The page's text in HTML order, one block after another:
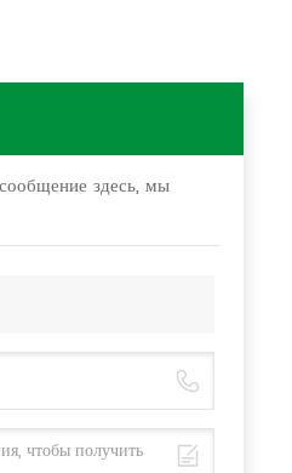
здесь, мы